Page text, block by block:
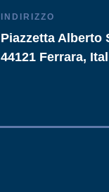
INDIRIZZO
Piazzetta Alberto
44121 Ferrara,